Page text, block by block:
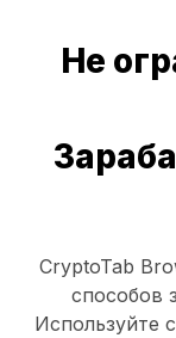
Не
CryptoTab
способов
Используйте